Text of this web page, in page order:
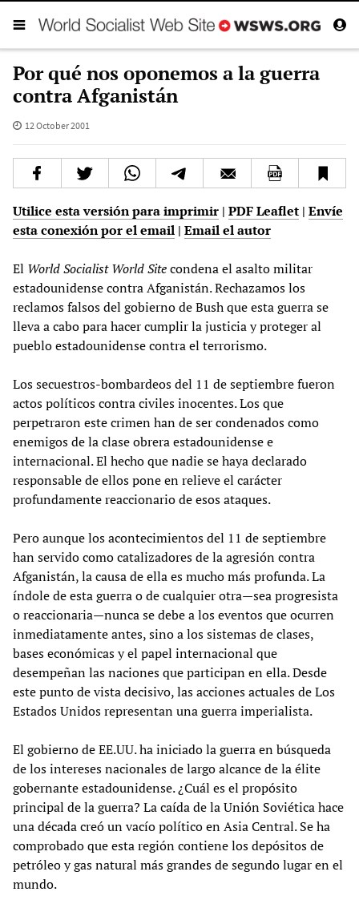
Por qué nos oponemos a la guerra
contra Afganistán
12 October 2001
Utilice esta versión para imprimir | PDF Leaflet | Envíe
esta conexión por el email | Email el autor
El World Socialist World Sitecondena el asalto militar
estadounidense contra Afganistán. Rechazamos los
reclamos falsos del gobierno de Bush que esta guerra se
lleva a cabo para hacer cumplir la justicia y proteger al
pueblo estadounidense contra el terrorismo.
Los secuestros-bombardeos del 11 de septiembre fueron
actos políticos contra civiles inocentes. Los que
perpetraron este crimen han de ser condenados como
enemigos de la clase obrera estadounidense e
internacional. El hecho que nadie se haya declarado
responsable de ellos pone en relieve el carácter
profundamente reaccionario de esos ataques.
Pero aunque los acontecimientos del 11 de septiembre
han servido como catalizadores de la agresión contra
Afganistán, la causa de ella es mucho más profunda. La
índole de esta guerra o de cualquier otra—sea progresista
o reaccionaria—nunca se debe a los eventos que ocurren
inmediatamente antes, sino a los sistemas de clases,
bases económicas y el papel internacional que
desempeñan las naciones que participan en ella. Desde
este punto de vista decisivo, las acciones actuales de Los
Estados Unidos representan una guerra imperialista.
El gobierno de EE.UU. ha iniciado la guerra en búsqueda
de los intereses nacionales de largo alcance de la élite
gobernante estadounidense. ¿Cuál es el propósito
principal de la guerra? La caída de la Unión Soviética hace
una década creó un vacío político en Asia Central. Se ha
comprobado que esta región contiene los depósitos de
petróleo y gas natural más grandes de segundo lugar en el
mundo.